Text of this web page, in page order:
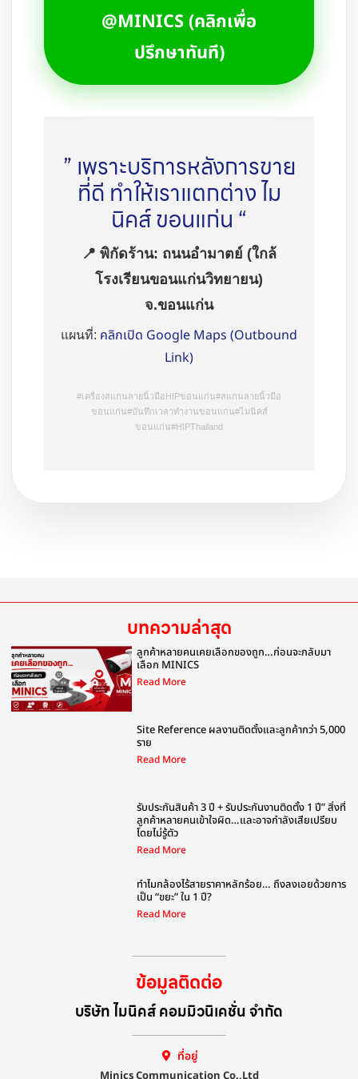
@MINICS (คลิกเพื่อ
ปรึกษาทันที)
” เพราะบริการหลังการขาย
ที่ดี ทำให้เราแตกต่าง ไม
นิคส์ ขอนแก่น “
📍 พิกัดร้าน: ถนนอำมาตย์ (ใกล้
โรงเรียนขอนแก่นวิทยายน)
จ.ขอนแก่น
แผนที่: คลิกเปิด Google Maps (Outbound
Link)
#เครื่องสแกนลายนิ้วมือHIPขอนแก่น#สแกนลายนิ้วมือ
ขอนแก่น#บันทึกเวลาทำงานขอนแก่น#ไมนิคส์
ขอนแก่น#HIPThailand
บทความล่าสุด
ลูกค้าหลายคนเคยเลือกของถูก…ก่อนจะกลับมา
เลือก MINICS
Read More
Site Reference ผลงานติดตั้งและลูกค้ากว่า 5,000
ราย
Read More
รับประกันสินค้า 3 ปี + รับประกันงานติดตั้ง 1 ปี” สิ่งที่
ลูกค้าหลายคนเข้าใจผิด…และอาจกำลังเสียเปรียบ
โดยไม่รู้ตัว
Read More
ทำไมกล้องไร้สายราคาหลักร้อย… ถึงลงเอยด้วยการ
เป็น “ขยะ” ใน 1 ปี?
Read More
ข้อมูลติดต่อ
บริษัท ไมนิคส์ คอมมิวนิเคชั่น จำกัด
ที่อยู่
Minics Communication Co.,Ltd